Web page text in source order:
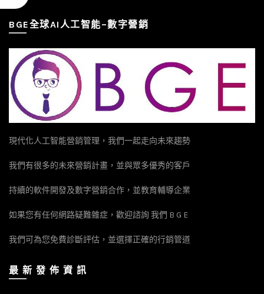
BGE全球AI人工智能–數字營銷
現代化人工智能營銷管理，我們一起走向未來趨勢
我們有很多的未來營銷計畫，並與眾多優秀的客戶
持續的軟件開發及數字營銷合作，並教育輔導企業
如果您有任何網路疑難雜症，歡迎諮詢 我們 B G E
我們可為您免費診斷評估，並選擇正確的行銷管道
最 新 發 佈 資 訊